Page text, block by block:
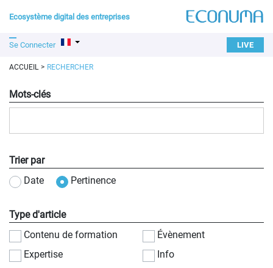
Ecosystème digital des entreprises
Se Connecter LIVE
ACCUEIL RECHERCHER
Mots-clés
Trier par
Date
Pertinence
Type d'article
Contenu de formation
Évènement
Expertise
Info